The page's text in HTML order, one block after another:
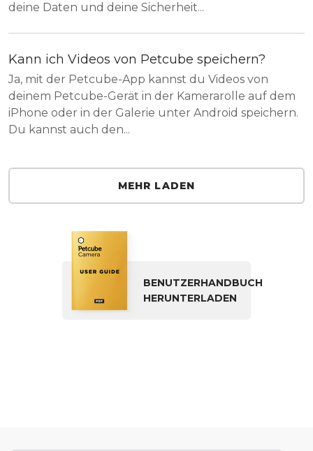
deine Daten und deine Sicherheit...
Kann ich Videos von Petcube speichern?
Ja, mit der Petcube-App kannst du Videos von
deinem Petcube-Gerät in der Kamerarolle auf dem
iPhone oder in der Galerie unter Android speichern.
Du kannst auch den...
MEHR LADEN
BENUTZERHANDBUCH
HERUNTERLADEN